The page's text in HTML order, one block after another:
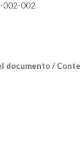
002-002
documento /